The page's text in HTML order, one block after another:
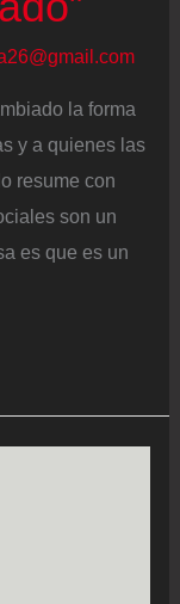
la forma
y a quienes las
resume con
son un
es que es un